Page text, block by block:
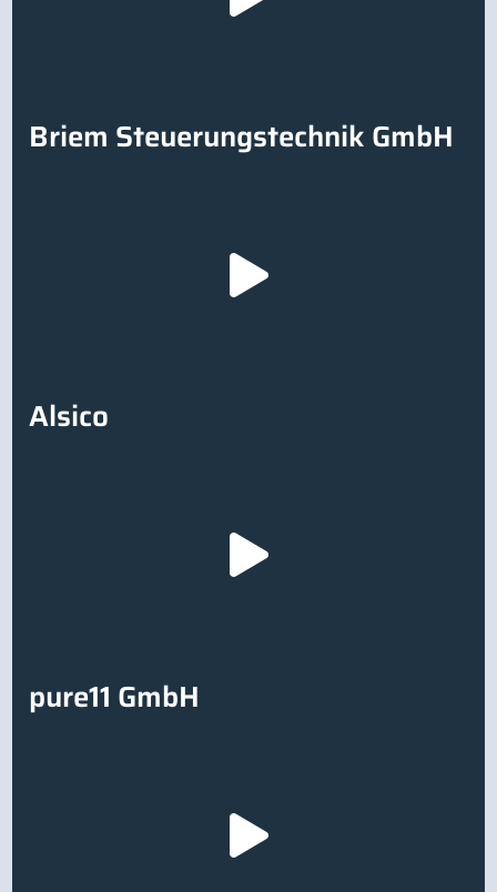
Briem Steuerungstechnik GmbH
Alsico
pure11 GmbH